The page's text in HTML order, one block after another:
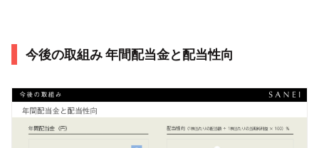
今後の取組み 年間配当金と配当性向